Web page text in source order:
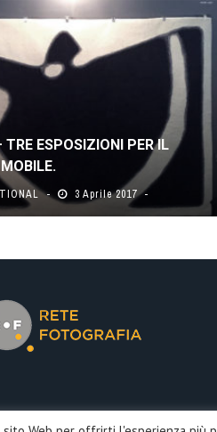
TRE ESPOSIZIONI PER IL
3 Aprile 2017